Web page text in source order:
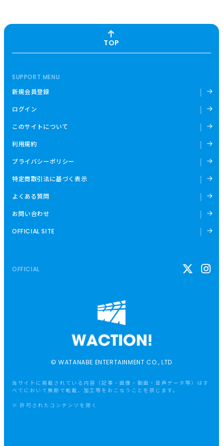
TOP
© WATANABE ENTERTAINMENT CO., LTD
SUPPORT MENU
新規会員登録
ログイン
このサイトについて
利用規約
プライバシーポリシー
特定商取引法に基づく表示
よくある質問
お問い合わせ
OFFICIAL SITE
OFFICIAL
当サイトに掲載されている内容（記事・画像・動画・音声データ等）はす
べてにおいて無断で転載、加工等をおこなうことを禁じます。
※ 許可されたコンテンツを除く